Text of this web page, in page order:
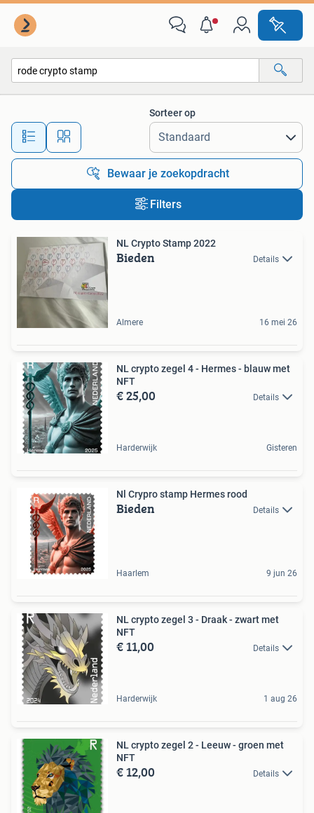
Alle afstanden…
Sorteer op
Bewaar je zoekopdracht
Filters
NL Crypto Stamp 2022
Bieden Details
Almere 16 mei 26
NL crypto zegel 4 - Hermes - blauw met
NFT
€ 25,00 Details
Harderwijk Gisteren
Nl Crypro stamp Hermes rood
Bieden Details
Haarlem 9 jun 26
NL crypto zegel 3 - Draak - zwart met
NFT
€ 11,00 Details
Harderwijk 1 aug 26
NL crypto zegel 2 - Leeuw - groen met
NFT
€ 12,00 Details